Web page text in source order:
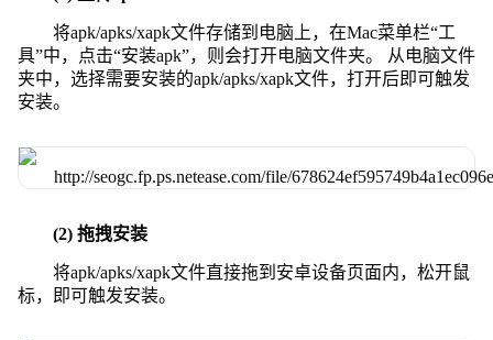
将apk/apks/xapk文件存储到电脑上，在Mac菜单栏“工
具”中，点击“安装apk”，则会打开电脑文件夹。 从电脑文件
夹中，选择需要安装的apk/apks/xapk文件，打开后即可触发
安装。
(2) 拖拽安装
将apk/apks/xapk文件直接拖到安卓设备页面内，松开鼠
标，即可触发安装。